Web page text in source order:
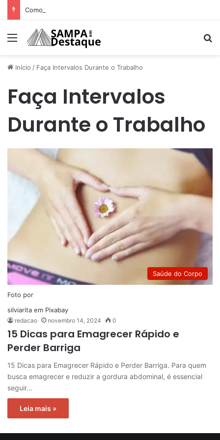
Menu
Início / Faça Intervalos Durante o Trabalho
Faça Intervalos
Durante o Trabalho
Saúde do Corpo
Foto por
silviarita em Pixabay
redacao novembro 14, 2024 0
15 Dicas para Emagrecer Rápido e
Perder Barriga
15 Dicas para Emagrecer Rápido e Perder Barriga. Para quem
busca emagrecer e reduzir a gordura abdominal, é essencial
seguir…
Leia mais »